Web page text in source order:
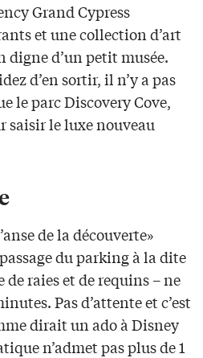
Grand Cypress
et une collection d’art
d’un petit musée.
d’en sortir, il n’y a pas
le parc Discovery Cove,
saisir le luxe nouveau
de la découverte»
du parking à la dite
raies et de requins – ne
Pas d’attente et c’est
dirait un ado à Disney
n’admet pas plus de 1